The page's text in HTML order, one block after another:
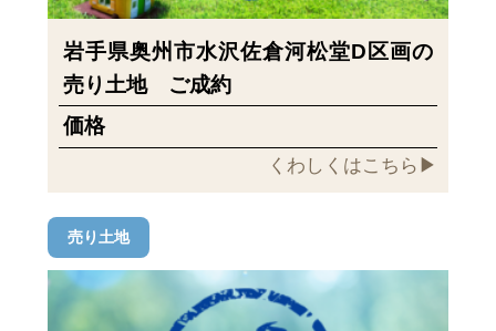
岩手県奥州市水沢佐倉河松堂D区画の
売り土地 ご成約
価格
くわしくはこちら▶︎
売り土地